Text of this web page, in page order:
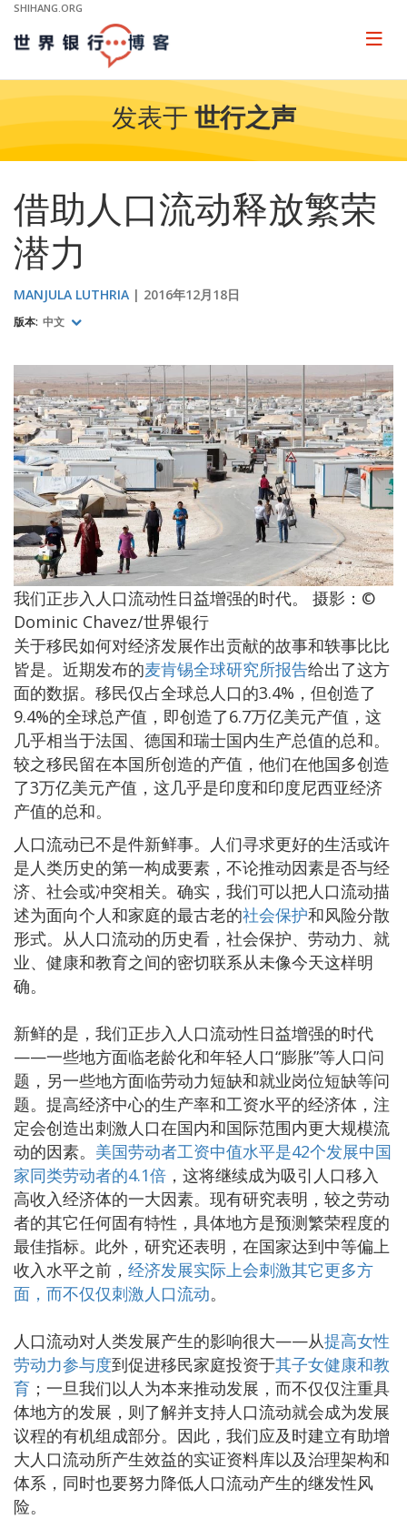
Skip
Main
Navigation
SHIHANG.ORG
Page
发表于 世行之声
借助人口流动释放繁荣
潜力
MANJULA LUTHRIA 2016年12月18日
版本: 中文
我们正步入人口流动性日益增强的时代。 摄影：©
Dominic Chavez/世界银行
关于移民如何对经济发展作出贡献的故事和轶事比比
皆是。近期发布的麦肯锡全球研究所报告给出了这方
面的数据。移民仅占全球总人口的3.4% ，但创造了
9.4%的全球总产值，即创造了6.7万亿美元产值，这
几乎相当于法国、德国和瑞士国内生产总值的总和。
较之移民留在本国所创造的产值，他们在他国多创造
了3万亿美元产值，这几乎是印度和印度尼西亚经济
产值的总和。
人口流动已不是件新鲜事。人们寻求更好的生活或许
是人类历史的第一构成要素，不论推动因素是否与经
济、社会或冲突相关。确实，我们可以把人口流动描
述为面向个人和家庭的最古老的社会保护和风险分散
形式。从人口流动的历史看，社会保护、劳动力、就
业、健康和教育之间的密切联系从未像今天这样明
确。
新鲜的是，我们正步入人口流动性日益增强的时代
——一些地方面临老龄化和年轻人口“膨胀”等人口问
题，另一些地方面临劳动力短缺和就业岗位短缺等问
题。提高经济中心的生产率和工资水平的经济体，注
定会创造出刺激人口在国内和国际范围内更大规模流
动的因素。 美国劳动者工资中值水平是42个发展中国
家同类劳动者的4.1倍 ，这将继续成为吸引人口移入
高收入经济体的一大因素。现有研究表明，较之劳动
者的其它任何固有特性，具体地方是预测繁荣程度的
最佳指标。此外，研究还表明，在国家达到中等偏上
收入水平之前， 经济发展实际上会刺激其它更多方
面，而不仅仅刺激人口流动。
人口流动对人类发展产生的影响很大——从提高女性
劳动力参与度到促进移民家庭投资于其子女健康和教
育 ；一旦我们以人为本来推动发展，而不仅仅注重具
体地方的发展，则了解并支持人口流动就会成为发展
议程的有机组成部分。因此，我们应及时建立有助增
大人口流动所产生效益的实证资料库以及治理架构和
体系，同时也要努力降低人口流动产生的继发性风
险。